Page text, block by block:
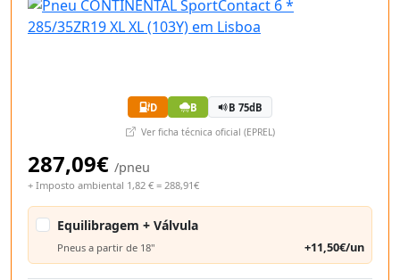
D B B 75dB
Ver ficha técnica oficial (EPREL)
287,09€ /pneu
+ Imposto ambiental 1,82 € = 288,91€
Equilibragem + Válvula
Pneus a partir de 18" +11,50€/un